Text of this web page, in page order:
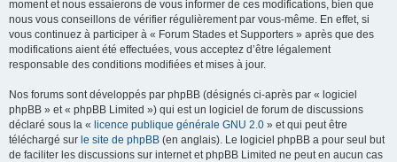
moment et nous essaierons de vous informer de ces modifications, bien que
nous vous conseillons de vérifier régulièrement par vous-même. En effet, si
vous continuez à participer à « Forum Stades et Supporters » après que des
modifications aient été effectuées, vous acceptez d’être légalement
responsable des conditions modifiées et mises à jour.
Nos forums sont développés par phpBB (désignés ci-après par « logiciel
phpBB » et « phpBB Limited ») qui est un logiciel de forum de discussions
déclaré sous la « licence publique générale GNU 2.0 » et qui peut être
téléchargé sur le site de phpBB (en anglais). Le logiciel phpBB a pour seul but
de faciliter les discussions sur internet et phpBB Limited ne peut en aucun cas